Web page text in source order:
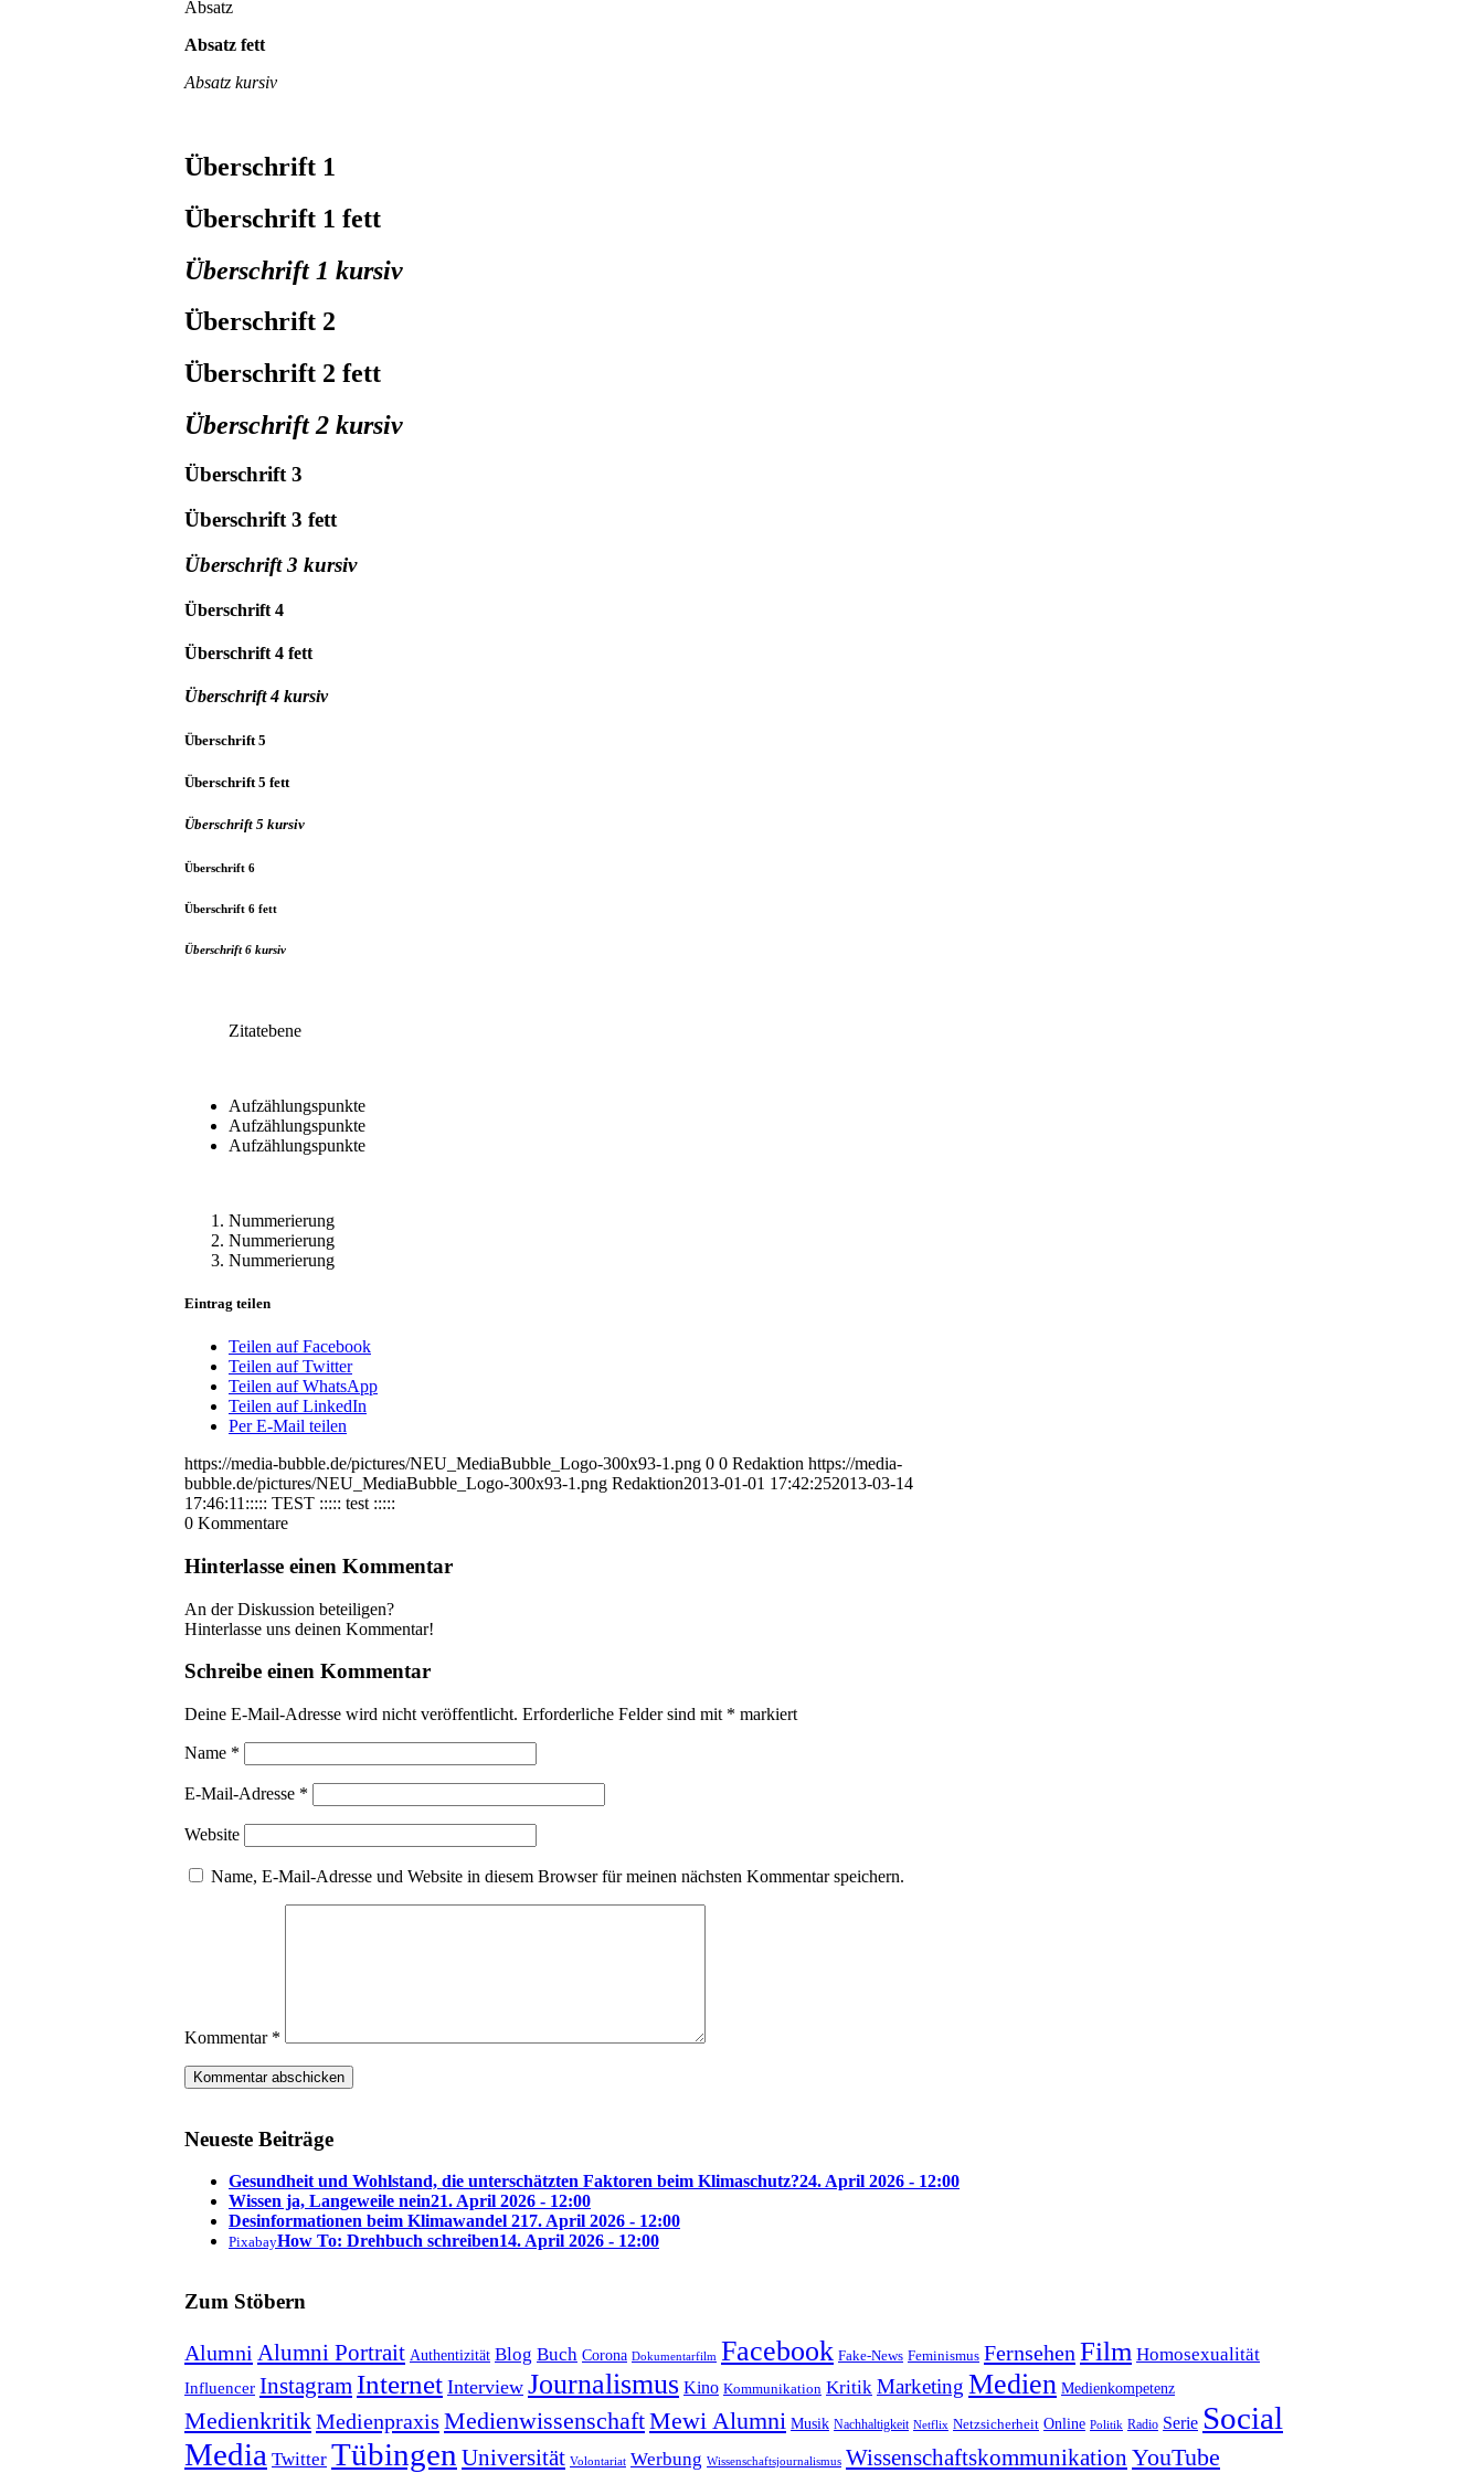
Absatz
Absatz fett
Absatz kursiv
Überschrift 1
Überschrift 1 fett
Überschrift 1 kursiv
Überschrift 2
Überschrift 2 fett
Überschrift 2 kursiv
Überschrift 3
Überschrift 3 fett
Überschrift 3 kursiv
Überschrift 4
Überschrift 4 fett
Überschrift 4 kursiv
Überschrift 5
Überschrift 5 fett
Überschrift 5 kursiv
Überschrift 6
Überschrift 6 fett
Überschrift 6 kursiv
Zitatebene
Aufzählungspunkte
Aufzählungspunkte
Aufzählungspunkte
Nummerierung
Nummerierung
Nummerierung
Eintrag teilen
Teilen auf Facebook
Teilen auf Twitter
Teilen auf WhatsApp
Teilen auf LinkedIn
Per E-Mail teilen
https://media-bubble.de/pictures/NEU_MediaBubble_Logo-300x93-1.png 0 0 Redaktion https://media-
bubble.de/pictures/NEU_MediaBubble_Logo-300x93-1.png Redaktion2013-01-01 17:42:252013-03-14
17:46:11 ::::: TEST ::::: test :::::
0 Kommentare
Hinterlasse einen Kommentar
An der Diskussion beteiligen?
Hinterlasse uns deinen Kommentar!
Schreibe einen Kommentar
Deine E-Mail-Adresse wird nicht veröffentlicht. Erforderliche Felder sind mit * markiert
Name *
E-Mail-Adresse *
Website
Name, E-Mail-Adresse und Website in diesem Browser für meinen nächsten Kommentar speichern.
Kommentar *
Neueste Beiträge
Gesundheit und Wohlstand, die unterschätzten Faktoren beim Klimaschutz?24. April 2026 - 12:00
Wissen ja, Langeweile nein21. April 2026 - 12:00
Desinformationen beim Klimawandel 217. April 2026 - 12:00
PixabayHow To: Drehbuch schreiben14. April 2026 - 12:00
Zum Stöbern
Alumni Alumni Portrait Authentizität Blog Buch Corona Dokumentarfilm Facebook Fake-News Feminismus Fernsehen Film Homosexualität
Influencer Instagram Internet Interview Journalismus Kino Kommunikation Kritik Marketing Medien Medienkompetenz
MedienkritikMedienpraxis MedienwissenschaftMewi Alumni Musik Nachhaltigkeit Netflix Netzsicherheit Online Politik Radio Serie Social
Media Twitter Tübingen Universität Volontariat Werbung Wissenschaftsjournalismus Wissenschaftskommunikation YouTube